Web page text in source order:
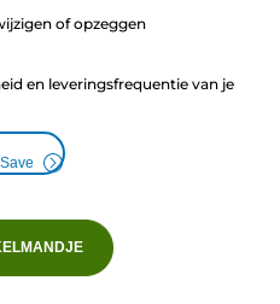
of opzeggen
en leveringsfrequentie van je